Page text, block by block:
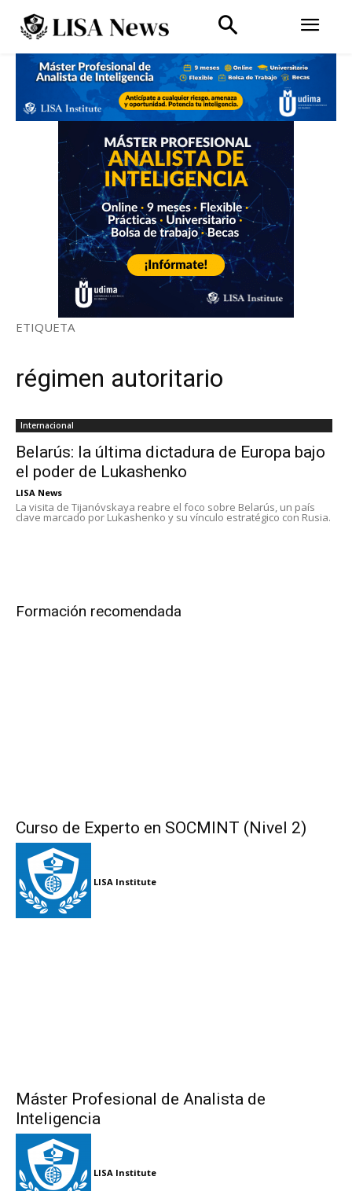
ETIQUETA
régimen autoritario
Internacional
Belarús: la última dictadura de Europa bajo
el poder de Lukashenko
LISA News
La visita de Tijanóvskaya reabre el foco sobre Belarús, un país
clave marcado por Lukashenko y su vínculo estratégico con Rusia.
Formación recomendada
Curso de Experto en SOCMINT (Nivel 2)
LISA Institute
Máster Profesional de Analista de
Inteligencia
LISA Institute